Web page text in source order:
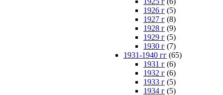
1926 г (5)
1927 г (8)
1928 г (9)
1929 г (5)
1930 г (7)
1931-1940 гг (65)
1931 г (6)
1932 г (6)
1933 г (5)
1934 г (5)